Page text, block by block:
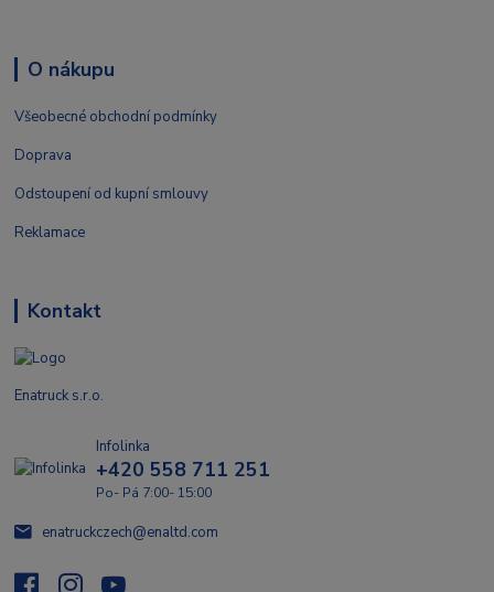
O nákupu
Všeobecné obchodní podmínky
Doprava
Odstoupení od kupní smlouvy
Reklamace
Kontakt
Enatruck s.r.o.
Infolinka
+420 558 711 251
Po- Pá 7:00- 15:00
enatruckczech@enaltd.com